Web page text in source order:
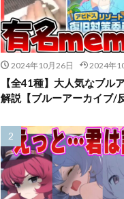
2024年10月26日 2024年
【全41種】大人気なブル
解説【ブルーアーカイブ/